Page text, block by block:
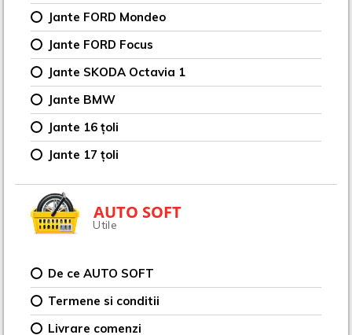
Jante FORD Mondeo
Jante FORD Focus
Jante SKODA Octavia 1
Jante BMW
Jante 16 țoli
Jante 17 țoli
AUTO SOFT
Utile
De ce AUTO SOFT
Termene si conditii
Livrare comenzi